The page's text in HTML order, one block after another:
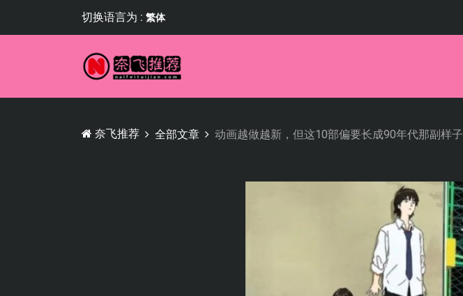
切换语言为 : 繁体
奈飞推荐 全部文章 动画越做越新，但这10部偏要长成90年代那副样子